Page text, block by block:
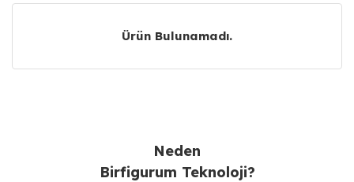
Ürün Bulunamadı.
Neden
Birfigurum Teknoloji?